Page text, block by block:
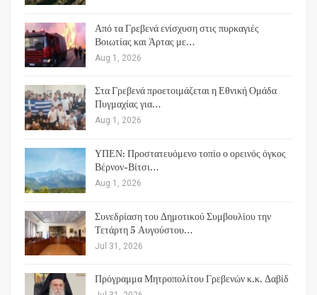
Από τα Γρεβενά ενίσχυση στις πυρκαγιές
Βοιωτίας και Άρτας με…
Aug 1, 2026
Στα Γρεβενά προετοιμάζεται η Εθνική Ομάδα
Πυγμαχίας για…
Aug 1, 2026
ΥΠΕΝ: Προστατευόμενο τοπίο ο ορεινός όγκος
Βέρνον-Βίτσι…
Aug 1, 2026
Συνεδρίαση του Δημοτικού Συμβουλίου την
Τετάρτη 5 Αυγούστου…
Jul 31, 2026
Πρόγραμμα Μητροπολίτου Γρεβενών κ.κ. Δαβίδ